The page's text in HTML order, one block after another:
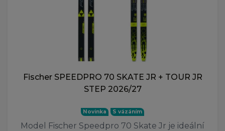
Fischer SPEEDPRO 70 SKATE JR + TOUR JR
STEP 2026/27
Novinka S vázáním
Model Fischer Speedpro 70 Skate Jr je ideální